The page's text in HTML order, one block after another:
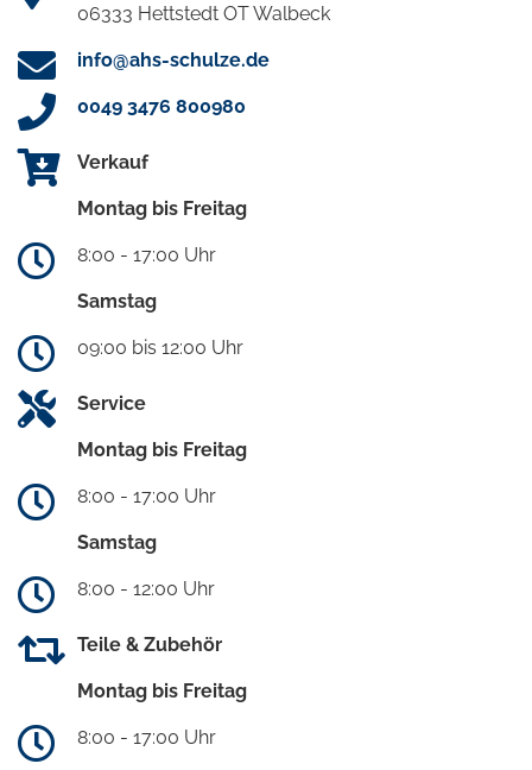
06333 Hettstedt OT Walbeck
info@ahs-schulze.de
0049 3476 800980
Verkauf
Montag bis Freitag
8:00 - 17:00 Uhr
Samstag
09:00 bis 12:00 Uhr
Service
Montag bis Freitag
8:00 - 17:00 Uhr
Samstag
8:00 - 12:00 Uhr
Teile & Zubehör
Montag bis Freitag
8:00 - 17:00 Uhr